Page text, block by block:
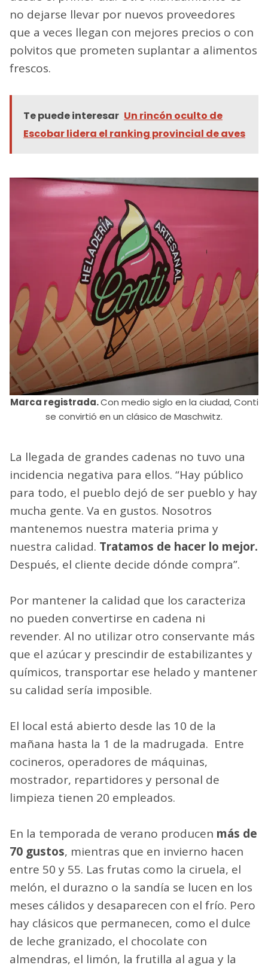
no dejarse llevar por nuevos proveedores
que a veces llegan con mejores precios o con
polvitos que prometen suplantar a alimentos
frescos.
Te puede interesar Un rincón oculto de
Escobar lidera el ranking provincial de aves
Marca registrada.Con medio siglo en la ciudad, Conti
se convirtió en un clásico de Maschwitz.
La llegada de grandes cadenas no tuvo una
incidencia negativa para ellos. “Hay público
para todo, el pueblo dejó de ser pueblo y hay
mucha gente. Va en gustos. Nosotros
mantenemos nuestra materia prima y
nuestra calidad. Tratamos de hacer lo mejor.
Después, el cliente decide dónde compra”.
Por mantener la calidad que los caracteriza
no pueden convertirse en cadena ni
revender. Al no utilizar otro conservante más
que el azúcar y prescindir de estabilizantes y
químicos, transportar ese helado y mantener
su calidad sería imposible.
El local está abierto desde las 10 de la
mañana hasta la 1 de la madrugada. Entre
cocineros, operadores de máquinas,
mostrador, repartidores y personal de
limpieza tienen 20 empleados.
En la temporada de verano producen más de
70 gustos, mientras que en invierno hacen
entre 50 y 55. Las frutas como la ciruela, el
melón, el durazno o la sandía se lucen en los
meses cálidos y desaparecen con el frío. Pero
hay clásicos que permanecen, como el dulce
de leche granizado, el chocolate con
almendras, el limón, la frutilla al agua y la